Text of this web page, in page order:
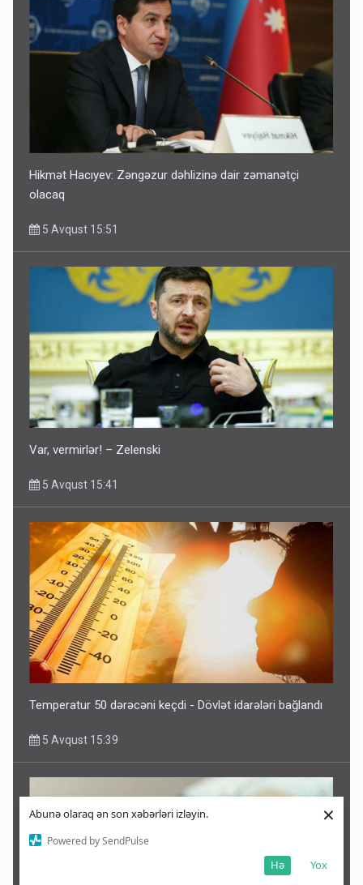
Abunə olaraq ən son xəbərləri izləyin.
Powered by SendPulse
Yox
Hə
×
Hikmət Hacıyev: Zəngəzur dəhlizinə dair zəmanətçi
olacaq
5 Avqust 15:51
Var, vermirlər! – Zelenski
5 Avqust 15:41
Temperatur 50 dərəcəni keçdi - Dövlət idarələri bağlandı
5 Avqust 15:39